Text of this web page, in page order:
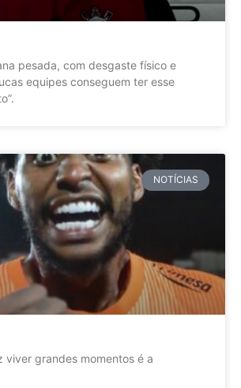
pesada, com desgaste físico e
equipes conseguem ter esse
NOTÍCIAS
viver grandes momentos é a